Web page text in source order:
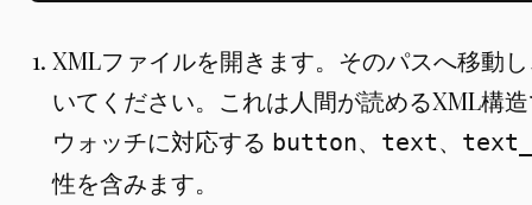
XMLファイルを開きます。そのパスへ移動
いてください。これは人間が読めるXML構
ウォッチに対応する button、 text、
性を含みます。